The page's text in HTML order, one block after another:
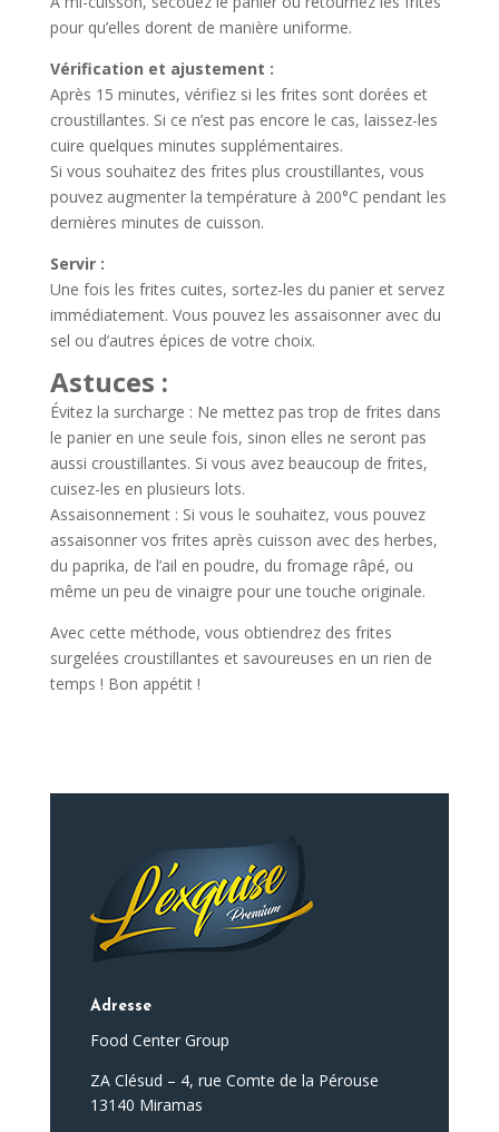
pour qu’elles dorent de manière uniforme.
Vérification et ajustement :
Après 15 minutes, vérifiez si les frites sont dorées et
croustillantes. Si ce n’est pas encore le cas, laissez-les
cuire quelques minutes supplémentaires.
Si vous souhaitez des frites plus croustillantes, vous
pouvez augmenter la température à 200°C pendant les
dernières minutes de cuisson.
Servir :
Une fois les frites cuites, sortez-les du panier et servez
immédiatement. Vous pouvez les assaisonner avec du
sel ou d’autres épices de votre choix.
Astuces :
Évitez la surcharge : Ne mettez pas trop de frites dans
le panier en une seule fois, sinon elles ne seront pas
aussi croustillantes. Si vous avez beaucoup de frites,
cuisez-les en plusieurs lots.
Assaisonnement : Si vous le souhaitez, vous pouvez
assaisonner vos frites après cuisson avec des herbes,
du paprika, de l’ail en poudre, du fromage râpé, ou
même un peu de vinaigre pour une touche originale.
Avec cette méthode, vous obtiendrez des frites
surgelées croustillantes et savoureuses en un rien de
temps ! Bon appétit !
Adresse
Food Center Group
ZA Clésud – 4, rue Comte de la Pérouse
13140 Miramas